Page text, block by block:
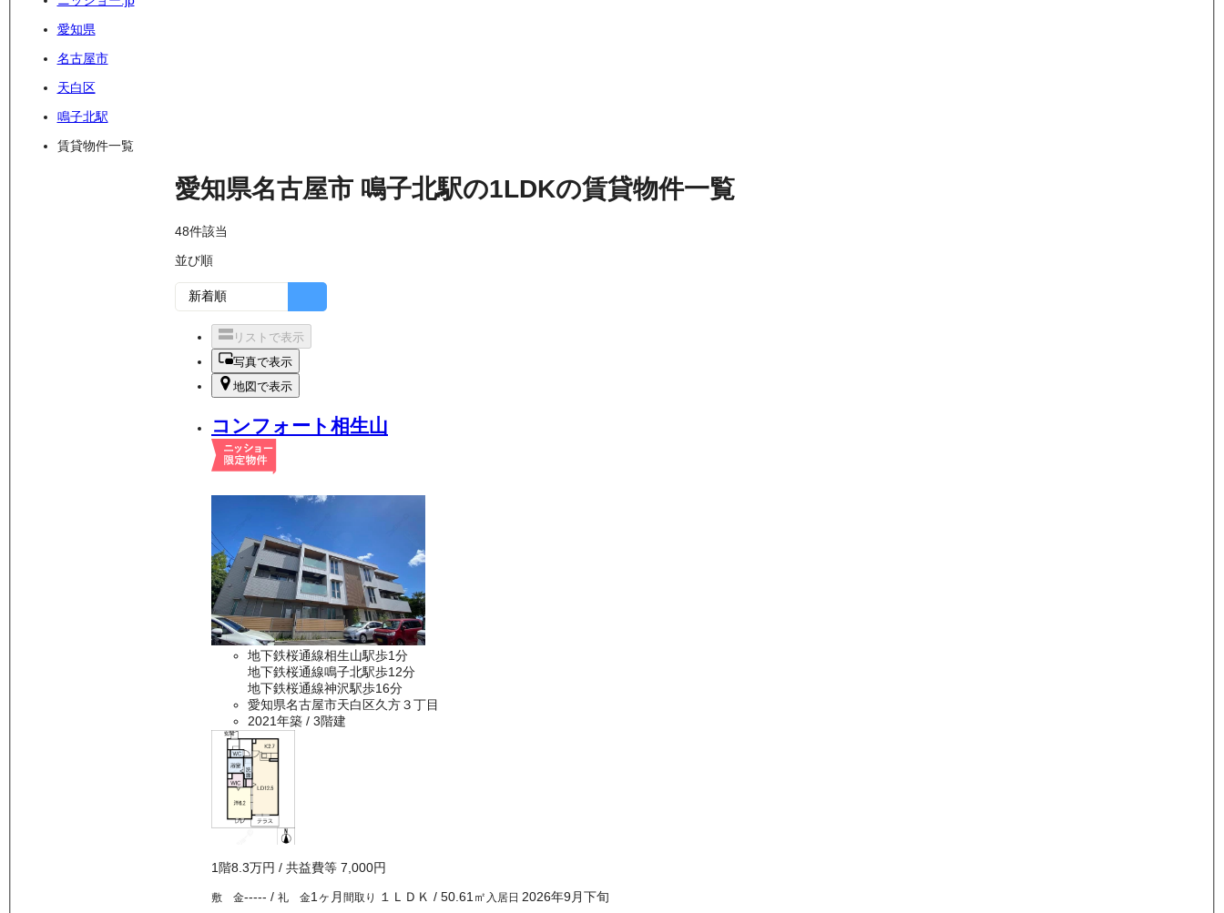
愛知県
名古屋市
天白区
鳴子北駅
賃貸物件一覧
愛知県名古屋市 鳴子北駅の1LDKの賃貸物件一覧
48件該当
並び順
リストで表示
写真で表示
地図で表示
コンフォート相生山
地下鉄桜通線相生山駅歩1分
地下鉄桜通線鳴子北駅歩12分
地下鉄桜通線神沢駅歩16分
愛知県名古屋市天白区久方３丁目
2021年築 / 3階建
1階8.3万円 / 共益費等 7,000円
敷 金----- / 礼 金1ヶ月 間取り １ＬＤＫ / 50.61㎡ 入居日 2026年9月下旬